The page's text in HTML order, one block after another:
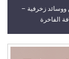
زخرفية –
الفاخرة